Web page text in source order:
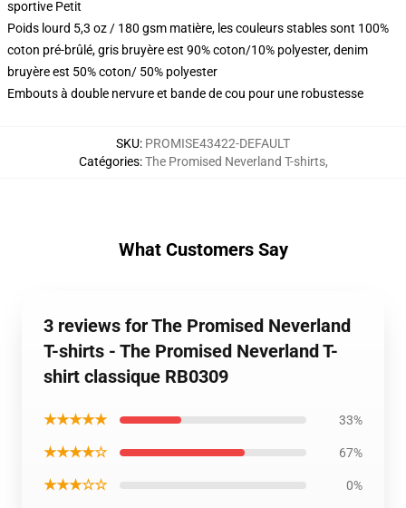
sportive Petit
Poids lourd 5,3 oz / 180 gsm matière, les couleurs stables sont 100%
coton pré-brûlé, gris bruyère est 90% coton/10% polyester, denim
bruyère est 50% coton/ 50% polyester
Embouts à double nervure et bande de cou pour une robustesse
SKU: PROMISE43422-DEFAULT
Catégories:The Promised Neverland T-shirts,
What Customers Say
3 reviews for The Promised Neverland
T-shirts - The Promised Neverland T-
shirt classique RB0309
★★★★★ 33%
★★★★☆ 67%
★★★☆☆ 0%